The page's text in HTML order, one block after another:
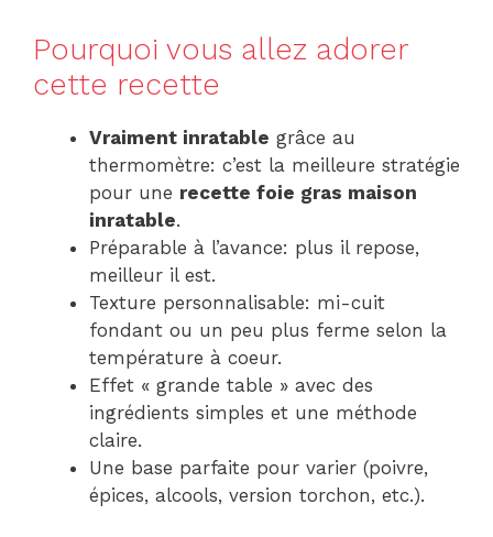
Pourquoi vous allez adorer
cette recette
Vraiment inratable grâce au
thermomètre: c’est la meilleure stratégie
pour une recette foie gras maison
inratable.
Préparable à l’avance: plus il repose,
meilleur il est.
Texture personnalisable: mi-cuit
fondant ou un peu plus ferme selon la
température à coeur.
Effet « grande table » avec des
ingrédients simples et une méthode
claire.
Une base parfaite pour varier (poivre,
épices, alcools, version torchon, etc.).